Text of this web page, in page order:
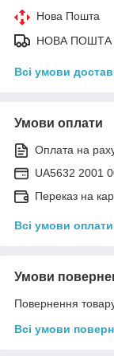
Нова Пошта
НОВА ПОШТА
Всі умови
Умови оплати
Оплата на
UA5632 2001
Переказ на
Всі умови оплати
Умови
Повернення
Всі умови